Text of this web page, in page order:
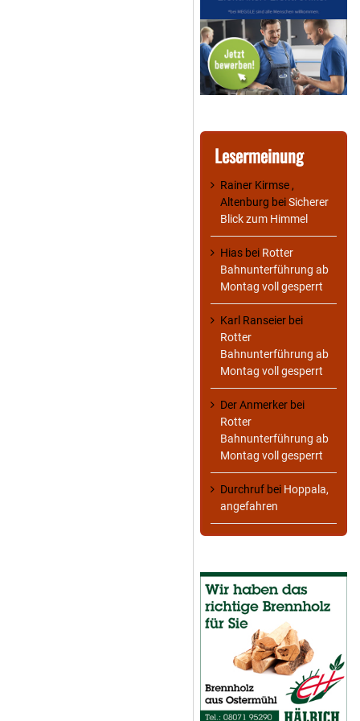
Lesermeinung
Rainer Kirmse ,
Altenburg beiSicherer
Blick zum Himmel
Hias bei Rotter
Bahnunterführung ab
Montag voll gesperrt
Karl Ranseier bei
Rotter
Bahnunterführung ab
Montag voll gesperrt
Der Anmerker bei
Rotter
Bahnunterführung ab
Montag voll gesperrt
Durchruf bei Hoppala,
angefahren